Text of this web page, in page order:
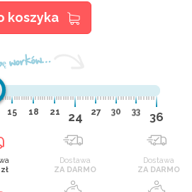
worków…
15 18 21 24 27 30 33 36
Dostawa
ZA DARMO
Dostawa
ZA DARMO
koszyka